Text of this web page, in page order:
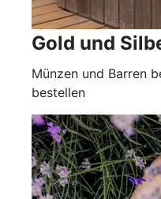
Gold und
Münzen und Barren
bestellen